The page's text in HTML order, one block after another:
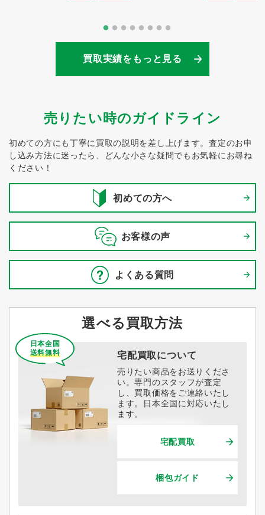
買取実績をもっと見る
売りたい時のガイドライン
初めての方にも丁寧に買取の説明を差し上げます。査定のお申
し込み方法に迷ったら、どんな小さな疑問でもお気軽にお尋ね
ください！
初めての方へ
お客様の声
よくある質問
選べる買取方法
宅配買取について
日本全国
送料無料
売りたい商品をお送りくださ
い。専門のスタッフが査定
し、買取価格をご連絡いたし
ます。日本全国に対応いたし
ます。
宅配買取
梱包ガイド